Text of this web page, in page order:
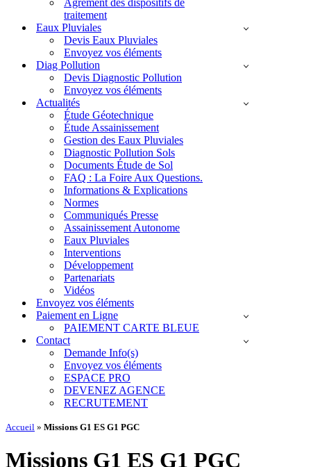
Agrément des dispositifs de
traitement
Eaux Pluviales
Devis Eaux Pluviales
Envoyez vos éléments
Diag Pollution
Devis Diagnostic Pollution
Envoyez vos éléments
Actualités
Étude Géotechnique
Étude Assainissement
Gestion des Eaux Pluviales
Diagnostic Pollution Sols
Documents Étude de Sol
FAQ : La Foire Aux Questions.
Informations & Explications
Normes
Communiqués Presse
Assainissement Autonome
Eaux Pluviales
Interventions
Développement
Partenariats
Vidéos
Envoyez vos éléments
Paiement en Ligne
PAIEMENT CARTE BLEUE
Contact
Demande Info(s)
Envoyez vos éléments
ESPACE PRO
DEVENEZ AGENCE
RECRUTEMENT
Accueil » Missions G1 ES G1 PGC
Missions G1 ES G1 PGC